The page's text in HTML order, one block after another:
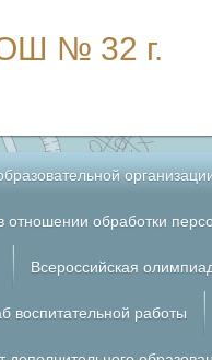
№ 32 г.
отношении обработки
Всероссийская
воспитательной работы